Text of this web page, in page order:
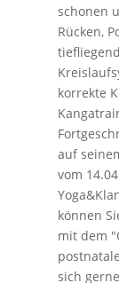
schonen
Rücken,
korrekte
auf
vom
können
mit dem
sich